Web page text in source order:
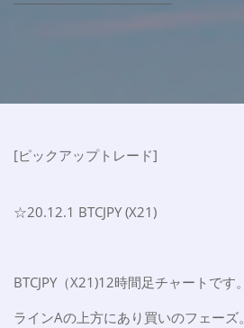
[ピックアップトレード]
☆20.12.1 BTCJPY (X21)
BTCJPY（X21)12時間足チャートです。
ラインAの上方にあり買いのフェーズ。